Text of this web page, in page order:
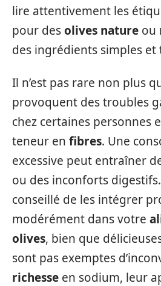
lire attentivement les
pour desolives nature ou
des ingrédients simples et
Il n’est pas rare non plus
provoquent des troubles
chez certaines personnes
teneur en fibres. Une
excessive peut entraîner
ou des inconforts
conseillé de les intégrer
modérément dans votre
olives, bien que
sont pas exemptes
richesse en sodium, leur